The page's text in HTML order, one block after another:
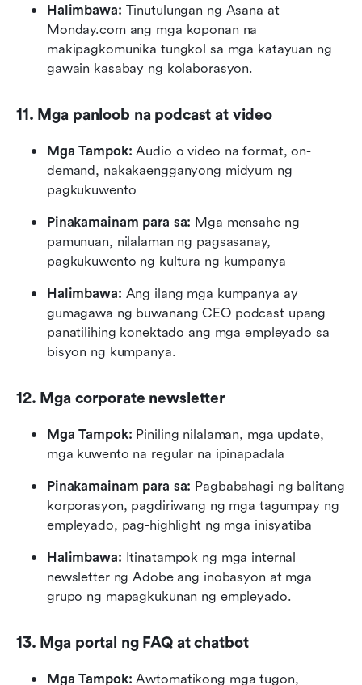
Halimbawa: Tinutulungan ng Asana at
Monday.com ang mga koponan na
makipagkomunika tungkol sa mga katayuan ng
gawain kasabay ng kolaborasyon.
11. Mga panloob na podcast at video
Mga Tampok: Audio o video na format, on-
demand, nakakaengganyong midyum ng
pagkukuwento
Pinakamainam para sa: Mga mensahe ng
pamunuan, nilalaman ng pagsasanay,
pagkukuwento ng kultura ng kumpanya
Halimbawa: Ang ilang mga kumpanya ay
gumagawa ng buwanang CEO podcast upang
panatilihing konektado ang mga empleyado sa
bisyon ng kumpanya.
12. Mga corporate newsletter
Mga Tampok: Piniling nilalaman, mga update,
mga kuwento na regular na ipinapadala
Pinakamainam para sa: Pagbabahagi ng balitang
korporasyon, pagdiriwang ng mga tagumpay ng
empleyado, pag-highlight ng mga inisyatiba
Halimbawa: Itinatampok ng mga internal
newsletter ng Adobe ang inobasyon at mga
grupo ng mapagkukunan ng empleyado.
13. Mga portal ng FAQ at chatbot
Mga Tampok: Awtomatikong mga tugon,